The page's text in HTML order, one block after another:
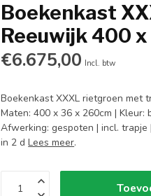
Boekenkast
Reeuwijk 400
€6.675,00 Incl. btw
Boekenkast XXXL rietgroen met
Maten: 400 x 36 x 260cm |
Afwerking: gespoten | incl.
in 2 dLees meer.